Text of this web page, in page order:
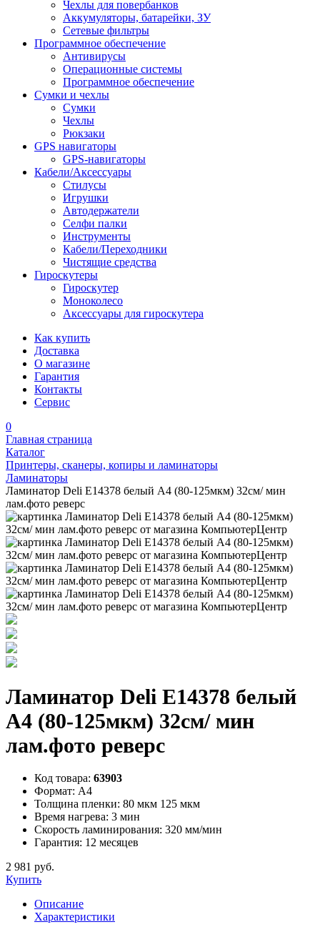
Чехлы для повербанков
Аккумуляторы, батарейки, ЗУ
Сетевые фильтры
Программное обеспечение
Антивирусы
Операционные системы
Программное обеспечение
Сумки и чехлы
Сумки
Чехлы
Рюкзаки
GPS навигаторы
GPS-навигаторы
Кабели/Аксессуары
Стилусы
Игрушки
Автодержатели
Селфи палки
Инструменты
Кабели/Переходники
Чистящие средства
Гироскутеры
Гироскутер
Моноколесо
Аксессуары для гироскутера
Как купить
Доставка
О магазине
Гарантия
Контакты
Сервис
0
Главная страница
Каталог
Принтеры, сканеры, копиры и ламинаторы
Ламинаторы
Ламинатор Deli E14378 белый A4 (80-125мкм) 32см/ мин
лам.фото реверс
Ламинатор Deli E14378 белый
A4 (80-125мкм) 32см/ мин
лам.фото реверс
Код товара: 63903
Формат: А4
Толщина пленки: 80 мкм 125 мкм
Время нагрева: 3 мин
Скорость ламинирования: 320 мм/мин
Гарантия: 12 месяцев
2 981 руб.
Купить
Описание
Характеристики